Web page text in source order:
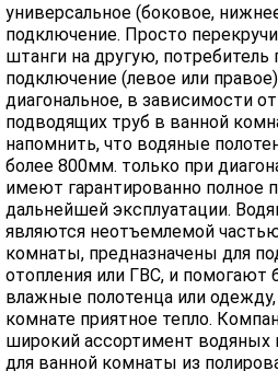
универсальное (боковое,
подключение. Просто
штанги на другую, потребитель
подключение (левое или
диагональное, в зависимости
подводящих труб в ванной
напомнить, что водяные
более 800мм. только при
имеют гарантированно полное
дальнейшей эксплуатации.
являются неотъемлемой
комнаты, предназначены для
отопления или ГВС, и
влажные полотенца или
комнате приятное тепло.
широкий ассортимент водяных
для ванной комнаты из